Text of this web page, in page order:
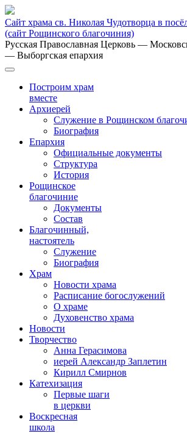
Сайт храма св. Николая Чудотворца в
(сайт Рощинского благочиния)
Русская Православная Церковь —
— Выборгская епархия
Построим храм
вместе
Архиерей
Служение в Рощинском
Биография
Епархия
Официальные документы
Структура
История
Рощинское
благочиние
Документы
Состав
Благочинный,
настоятель
Служение
Биография
Храм
Новости храма
Расписание богослужений
О храме
Духовенство храма
Новости
Творчество
Анна Герасимова
иерей Александр Заплетин
Кирилл Смирнов
Катехизация
Первые шаги
в церкви
Воскресная
школа